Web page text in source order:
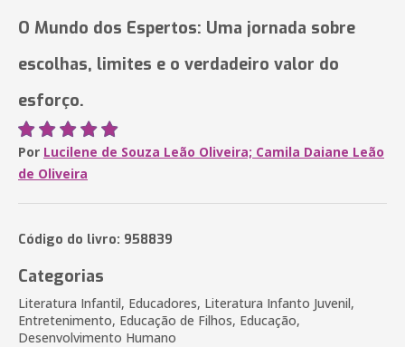
O Mundo dos Espertos: Uma jornada sobre
escolhas, limites e o verdadeiro valor do
esforço.
Por Lucilene de Souza Leão Oliveira; Camila Daiane Leão
de Oliveira
Código do livro: 958839
Categorias
Literatura Infantil, Educadores, Literatura Infanto Juvenil,
Entretenimento, Educação de Filhos, Educação,
Desenvolvimento Humano